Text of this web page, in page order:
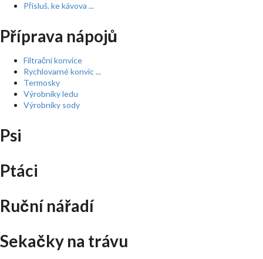
Přísluš. ke kávova ...
Příprava nápojů
Filtrační konvice
Rychlovarné konvic ...
Termosky
Výrobníky ledu
Výrobníky sody
Psi
Ptáci
Ruční nářadí
Sekačky na trávu